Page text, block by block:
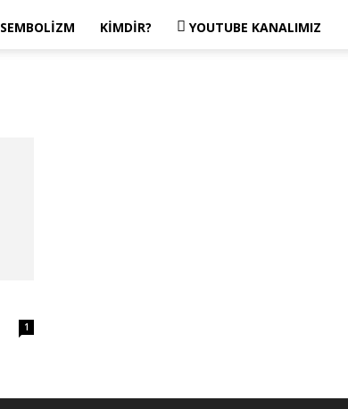
SEMBOLIZM KIMDIR? YOUTUBE KANALIMIZ
1